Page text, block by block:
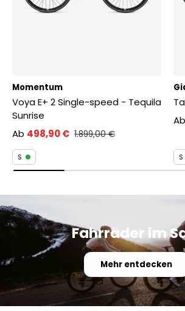
Momentum
Voya E+ 2 Single-speed - Tequila
Sunrise
Ab 498,90 € 1.899,00 €
S
Ab
S
Fahrräder im
Mehr entdecken